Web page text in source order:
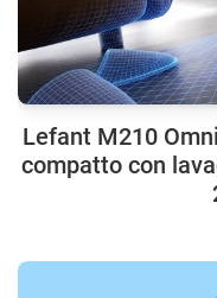
Lefant M210
compatto con